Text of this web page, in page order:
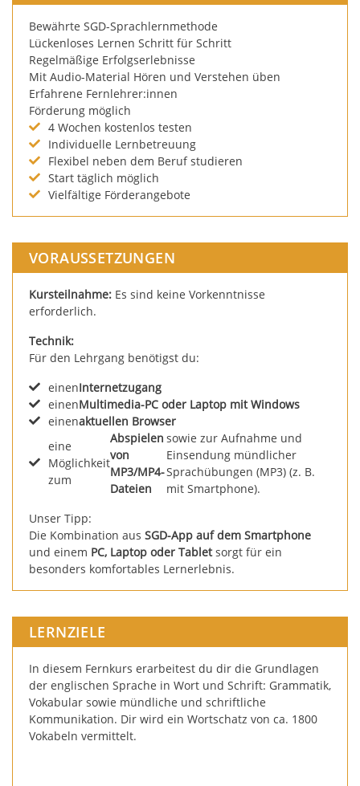
Bewährte SGD-Sprachlernmethode
Lückenloses Lernen Schritt für Schritt
Regelmäßige Erfolgserlebnisse
Mit Audio-Material Hören und Verstehen üben
Erfahrene Fernlehrer:innen
Förderung möglich
4 Wochen kostenlos testen
Individuelle Lernbetreuung
Flexibel neben dem Beruf studieren
Start täglich möglich
Vielfältige Förderangebote
VORAUSSETZUNGEN
Kursteilnahme: Es sind keine Vorkenntnisse
erforderlich.
Technik:
Für den Lehrgang benötigst du:
einenInternetzugang
einenMultimedia-PC oder Laptop mit Windows
einenaktuellen Browser
eine
Möglichkeit
zum
Abspielen
von
MP3/MP4-
Dateien
sowie zur Aufnahme und
Einsendung mündlicher
Sprachübungen (MP3) (z. B.
mit Smartphone).
Unser Tipp:
Die Kombination aus SGD-App auf dem Smartphone
und einem PC, Laptop oder Tabletsorgt für ein
besonders komfortables Lernerlebnis.
LERNZIELE
In diesem Fernkurs erarbeitest du dir die Grundlagen
der englischen Sprache in Wort und Schrift: Grammatik,
Vokabular sowie mündliche und schriftliche
Kommunikation. Dir wird ein Wortschatz von ca. 1800
Vokabeln vermittelt.